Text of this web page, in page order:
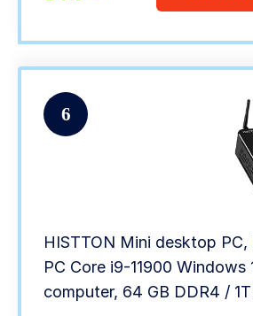
6
HISTTON Mini desktop PC,
PC Core i9-11900 Windows
computer, 64 GB DDR4 /